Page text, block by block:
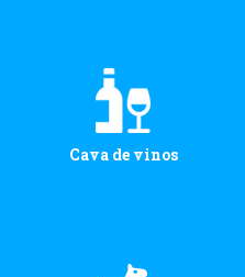
Cava de vinos